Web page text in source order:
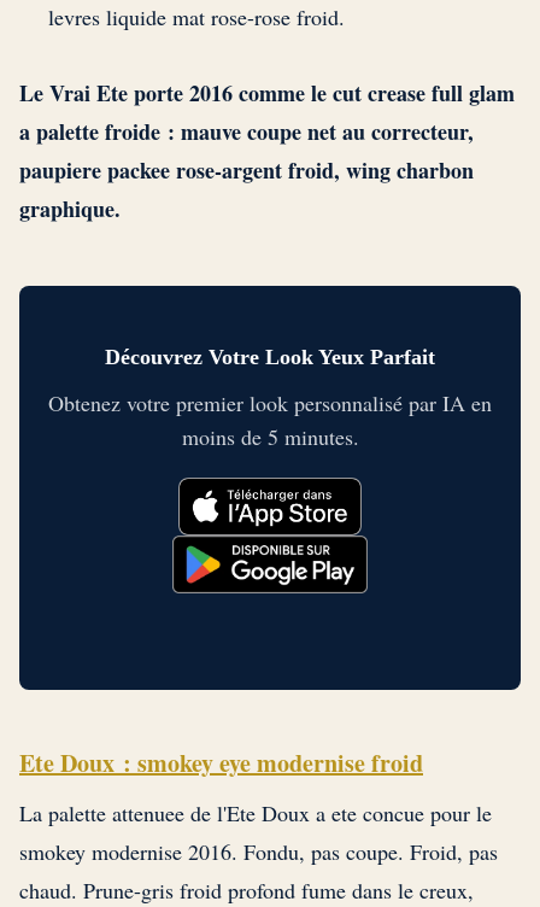
levres liquide mat rose-rose froid.
Le Vrai Ete porte 2016 comme le cut crease full glam
a palette froide : mauve coupe net au correcteur,
paupiere packee rose-argent froid, wing charbon
graphique.
Découvrez Votre Look Yeux Parfait
Obtenez votre premier look personnalisé par IA en
moins de 5 minutes.
Ete Doux : smokey eye modernise froid
La palette attenuee de l'Ete Doux a ete concue pour le
smokey modernise 2016. Fondu, pas coupe. Froid, pas
chaud. Prune-gris froid profond fume dans le creux,